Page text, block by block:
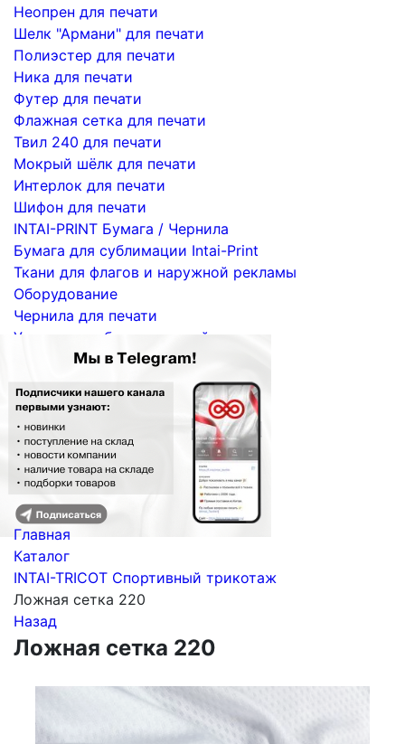
Неопрен для печати
Шелк "Армани" для печати
Полиэстер для печати
Ника для печати
Футер для печати
Флажная сетка для печати
Твил 240 для печати
Мокрый шёлк для печати
Интерлок для печати
Шифон для печати
INTAI-PRINT Бумага / Чернила
Бумага для сублимации Intai-Print
Ткани для флагов и наружной рекламы
Оборудование
Чернила для печати
Услуги по сублимационной печати
Главная
Каталог
INTAI-TRICOT Спортивный трикотаж
Ложная сетка 220
Назад
Ложная сетка 220